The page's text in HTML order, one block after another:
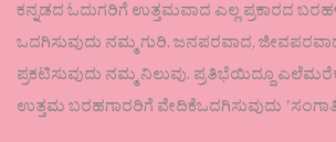
ಕನ್ನಡದ ಓದುಗರಿಗೆ ಉತ್ತಮವಾದ ಎಲ್ಲ ಪ್ರಕಾರದ
ಒದಗಿಸುವುದು ನಮ್ಮ ಗುರಿ. ಜನಪರವಾದ,
ಪ್ರಕಟಿಸುವುದು ನಮ್ಮ ನಿಲುವು. ಪ್ರತಿಭೆಯಿದ್ದೂ
ಉತ್ತಮ ಬರಹಗಾರರಿಗೆ ವೇದಿಕೆಒದಗಿಸುವುದು